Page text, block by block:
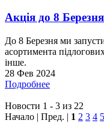
Акція до 8
До 8 Березня ми
асортимента
інше.
28 Фев 2024
Подробнее
Новости 1 - 3 из 22
Начало | Пред. | 1 2 3 4 5